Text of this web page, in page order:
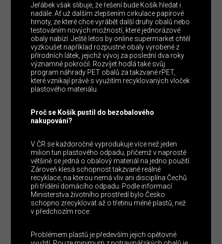
Jeřábek však slibuje, že řešení bude Košík hledat i
nadále. Ať už dalším zlepšením cirkulace papírové
hmoty, ze které chce vyrábět další druhy obalů nebo
testováním nových možností, které jednorázové
obaly nabízí. Ještě letos by online supermarket chtěl
vyzkoušet například rozpustné obaly vyrobené z
přírodních látek, jejichž vývoj za poslední dva roky
významně pokročil. Rozvíjet hodlá také svůj
program náhrady PET obalů za takzvané rPET,
které vznikají právě s využitím recyklovaných vloček
plastového materiálu.
Proč se Košík pustil do bezobalového
nakupování?
V ČR se každoročně vyprodukuje více než jeden
milion tun plastového odpadu, přičemž v naprosté
většině se jedná o obalový materiál na jedno použití.
Zároveň klesá schopnost takzvané reálné
recyklace, na kterou nemá vliv ani disciplína Čechů
při třídění domácího odpadu. Podle informací
Ministerstva životního prostředí bylo Česko
schopno zrecyklovat až o třetinu méně plastů, než
v předchozím roce.
Problémem plastů je především jejich opětovné